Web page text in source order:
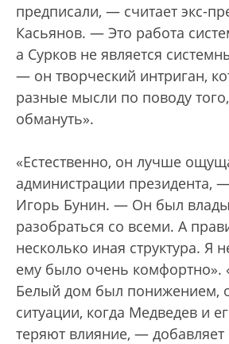
предписали, — считает экс-
Касьянов. — Это работа
а Сурков не является
— он творческий интриган,
разные мысли по поводу того,
обмануть».
«Естественно, он лучше
администрации президента,
Игорь Бунин. — Он был
разобраться со всеми. А
несколько иная структура. Я
ему было очень комфортно».
Белый дом был понижением,
ситуации, когда Медведев и
теряют влияние, — добавляет